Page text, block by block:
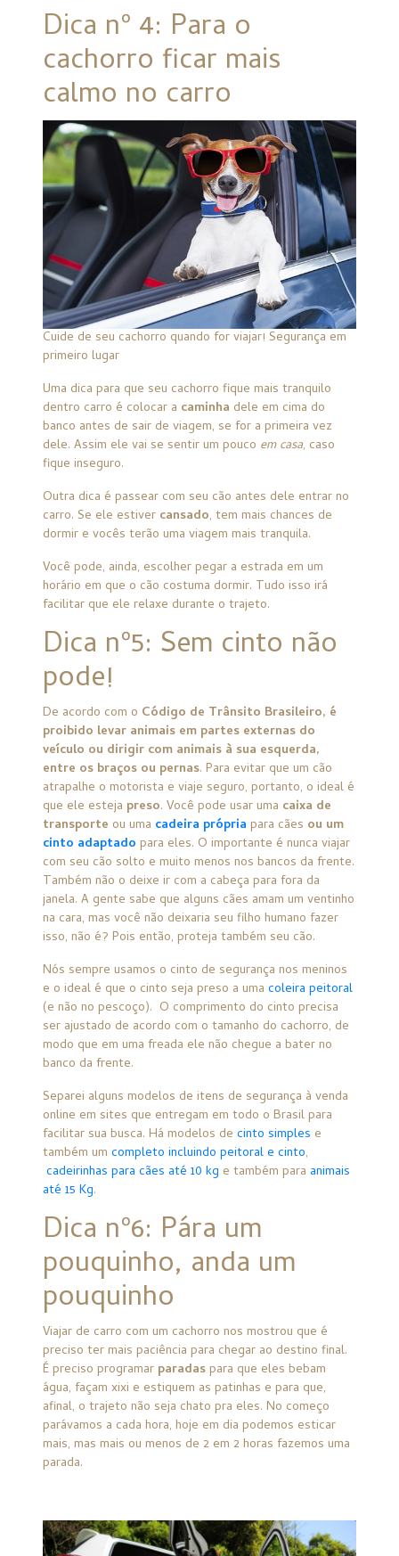
Dica nº 4: Para o
cachorro ficar mais
calmo no carro
Cuide de seu cachorro quando for viajar! Segurança em
primeiro lugar
Uma dica para que seu cachorro fique mais tranquilo
dentro carro é colocar a caminha dele em cima do
banco antes de sair de viagem, se for a primeira vez
dele. Assim ele vai se sentir um pouco em casa, caso
fique inseguro.
Outra dica é passear com seu cão antes dele entrar no
carro. Se ele estiver cansado, tem mais chances de
dormir e vocês terão uma viagem mais tranquila.
Você pode, ainda, escolher pegar a estrada em um
horário em que o cão costuma dormir. Tudo isso irá
facilitar que ele relaxe durante o trajeto.
Dica nº5: Sem cinto não
pode!
De acordo com o Código de Trânsito Brasileiro, é
proibido levar animais em partes externas do
veículo ou dirigir com animais à sua esquerda,
entre os braços ou pernas. Para evitar que um cão
atrapalhe o motorista e viaje seguro, portanto, o ideal é
que ele esteja preso. Você pode usar uma caixa de
transporte ou uma cadeira própria para cães ou um
cinto adaptado para eles. O importante é nunca viajar
com seu cão solto e muito menos nos bancos da frente.
Também não o deixe ir com a cabeça para fora da
janela. A gente sabe que alguns cães amam um ventinho
na cara, mas você não deixaria seu filho humano fazer
isso, não é? Pois então, proteja também seu cão.
Nós sempre usamos o cinto de segurança nos meninos
e o ideal é que o cinto seja preso a umacoleira peitoral
(e não no pescoço). O comprimento do cinto precisa
ser ajustado de acordo com o tamanho do cachorro, de
modo que em uma freada ele não chegue a bater no
banco da frente.
Separei alguns modelos de itens de segurança à venda
online em sites que entregam em todo o Brasil para
facilitar sua busca. Há modelos decinto simples e
também umcompleto incluindo peitoral e cinto,
cadeirinhas para cães até 10 kg e também paraanimais
até 15 Kg.
Dica nº6: Pára um
pouquinho, anda um
pouquinho
Viajar de carro com um cachorro nos mostrou que é
preciso ter mais paciência para chegar ao destino final.
É preciso programar paradaspara que eles bebam
água, façam xixi e estiquem as patinhas e para que,
afinal, o trajeto não seja chato pra eles. No começo
parávamos a cada hora, hoje em dia podemos esticar
mais, mas mais ou menos de 2 em 2 horas fazemos uma
parada.